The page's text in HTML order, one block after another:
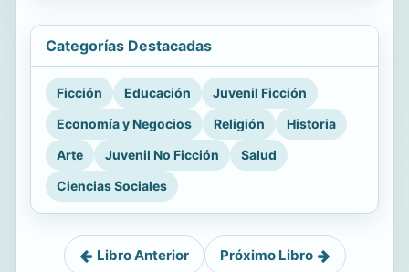
Categorías Destacadas
Ficción Educación
Juvenil Ficción
Economía y Negocios
Religión
Historia
Arte
Juvenil No Ficción
Salud
Ciencias Sociales
Libro Anterior Próximo Libro